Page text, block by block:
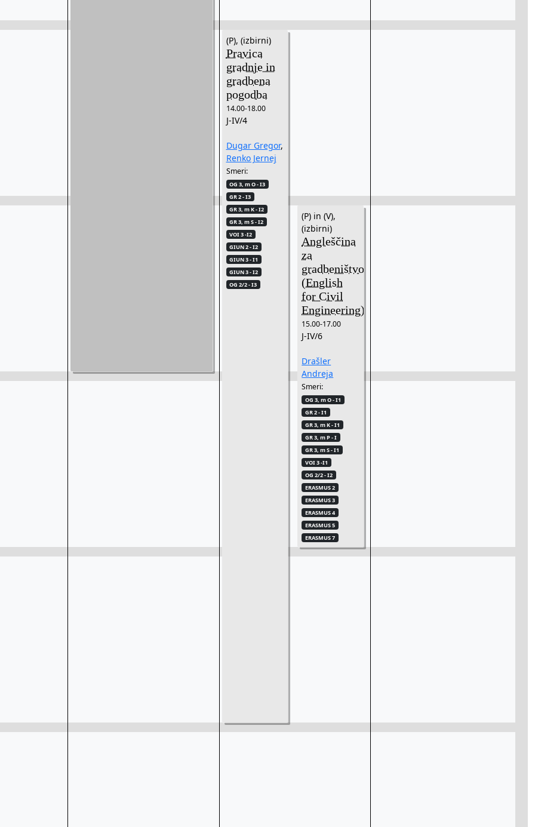
(P), (izbirni)
Pravica
gradnje in
gradbena
pogodba
14.00-18.00
J-IV/4
Dugar Gregor,
Renko Jernej
Smeri:
OG 3, m O - I3
GR 2 - I3
GR 3, m K - I2
GR 3, m S - I2
VOI 3 -I2
GIUN 2 - I2
GIUN 3 - I1
GIUN 3 - I2
OG 2/2 - I3
(P) in (V),
(izbirni)
Angleščina
za
gradbeništvo
(English
for Civil
Engineering)
15.00-17.00
J-IV/6
Drašler
Andreja
Smeri:
OG 3, m O - I1
GR 2 - I1
GR 3, m K - I1
GR 3, m P - I
GR 3, m S - I1
VOI 3 -I1
OG 2/2 - I2
ERASMUS 2
ERASMUS 3
ERASMUS 4
ERASMUS 5
ERASMUS 7